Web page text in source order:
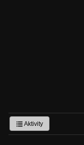
Aktivity